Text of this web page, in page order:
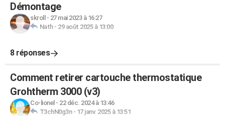
Démontage
skroll - 27 mai 2023 à 16:27
Nath- 29 août 2025 à 13:00
8 réponses
Comment retirer cartouche thermostatique
Grohtherm 3000 (v3)
Co-lionel - 22 déc. 2024 à 13:46
T3chN0g3n- 17 janv. 2025 à 13:51